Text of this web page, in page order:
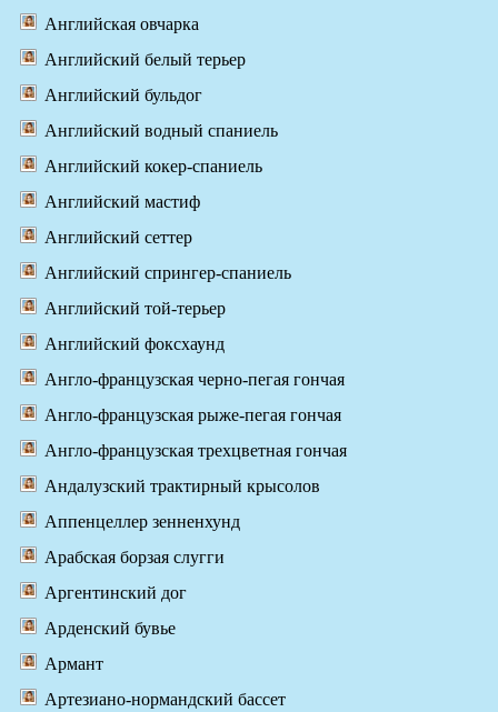
Английская овчарка
Английский белый терьер
Английский бульдог
Английский водный спаниель
Английский кокер-спаниель
Английский мастиф
Английский сеттер
Английский спрингер-спаниель
Английский той-терьер
Английский фоксхаунд
Англо-французская черно-пегая гончая
Англо-французская рыже-пегая гончая
Англо-французская трехцветная гончая
Андалузский трактирный крысолов
Аппенцеллер зенненхунд
Арабская борзая слугги
Аргентинский дог
Арденский бувье
Армант
Артезиано-нормандский бассет